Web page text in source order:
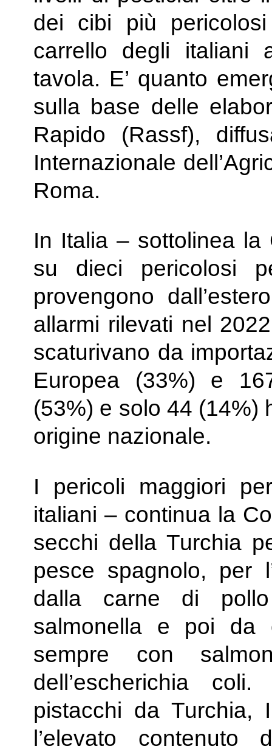
dei cibi più
carrello degli italiani
tavola. E’ quanto
sulla base delle
Rapido (Rassf),
Internazionale
Roma.
In Italia – sottolinea la
su dieci pericolosi
provengono
allarmi rilevati nel
scaturivano da
Europea (33%) e
(53%) e solo 44 (14%)
origine nazionale.
I pericoli maggiori
italiani – continua la
secchi della Turchia
pesce spagnolo, per
dalla carne di
salmonella e poi da
sempre con
dell’escherichia
pistacchi da Turchia,
l’elevato contenuto